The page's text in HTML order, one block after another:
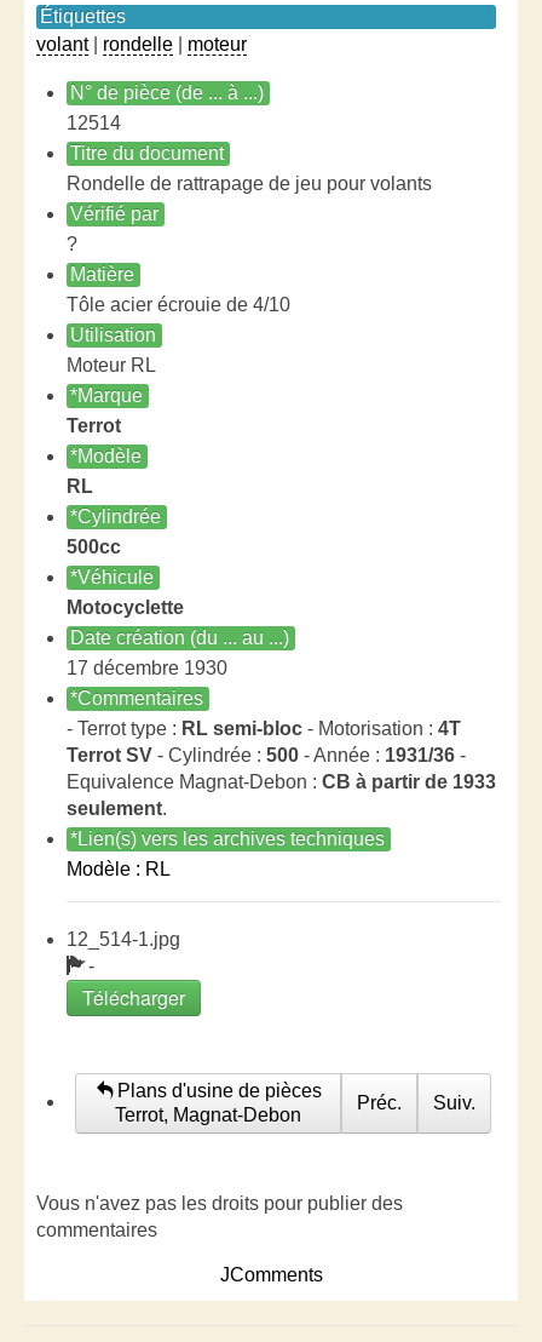
Étiquettes
volant| rondelle moteur
N° de pièce (de ... à ...)
12514
Titre du document
Rondelle de rattrapage de jeu pour volants
Vérifié par
?
Matière
Tôle acier écrouie de 4/10
Utilisation
Moteur RL
*Marque
Terrot
*Modèle
RL
*Cylindrée
500cc
*Véhicule
Motocyclette
Date création (du ... au ...)
17 décembre 1930
*Commentaires
- Terrot type : RL semi-bloc - Motorisation : 4T
Terrot SV - Cylindrée : 500 - Année : 1931/36 -
Equivalence Magnat-Debon : CB à partir de 1933
seulement.
*Lien(s) vers les archives techniques
Modèle : RL
12_514-1.jpg
-
Télécharger
Plans d'usine de pièces
Terrot, Magnat-Debon
Préc. Suiv.
Vous n'avez pas les droits pour publier des
commentaires
JComments